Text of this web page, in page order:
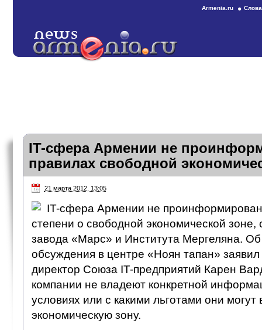
Armenia.ru
IT-сфера Армении не
правилах свободной
21 марта 2012, 13:05
IT-сфера Армении не
степени о свободной экономической зоне,
завода «Марс» и Института Мергеляна.
обсуждения в центре «Ноян тапан»
директор Союза IT-предприятий Карен
компании не владеют конкретной
условиях или с какими льготами они
экономическую зону.